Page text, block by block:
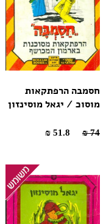
חסמבה הרפתקאות
מוסוכ / יגאל מוסינזון
74 ₪